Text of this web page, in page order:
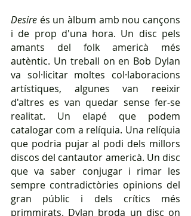
Desire és un àlbum amb nou cançons
i de prop d'una hora. Un disc pels
amants del folk americà més
autèntic. Un treball on en Bob Dylan
va sol·licitar moltes col·laboracions
artístiques, algunes van reeixir
d'altres es van quedar sense fer-se
realitat. Un elapé que podem
catalogar com a relíquia. Una relíquia
que podria pujar al podi dels millors
discos del cantautor americà. Un disc
que va saber conjugar i rimar les
sempre contradictòries opinions del
gran públic i dels crítics més
primmirats. Dylan broda un disc on